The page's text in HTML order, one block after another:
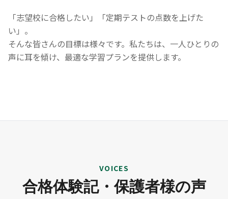
「志望校に合格したい」「定期テストの点数を上げた
い」。
そんな皆さんの目標は様々です。私たちは、一人ひとりの
声に耳を傾け、最適な学習プランを提供します。
VOICES
合格体験記・保護者様の声